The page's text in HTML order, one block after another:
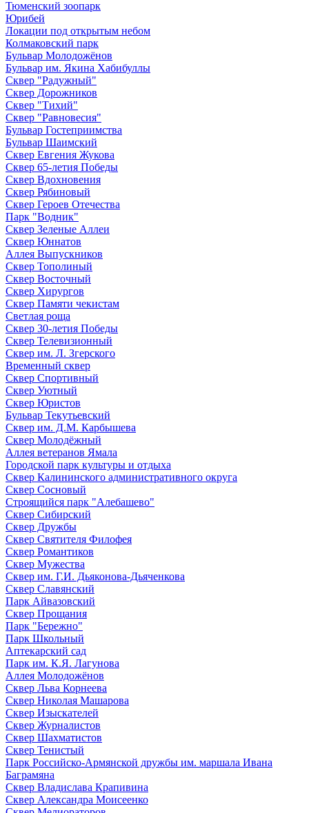
Тюменский зоопарк
Юрибей
Локации под открытым небом
Колмаковский парк
Бульвар Молодожёнов
Бульвар им. Якина Хабибуллы
Сквер "Радужный"
Сквер Дорожников
Сквер "Тихий"
Cквер "Равновесия"
Бульвар Гостеприимства
Бульвар Шаимский
Сквер Евгения Жукова
Сквер 65-летия Победы
Сквер Вдохновения
Сквер Рябиновый
Сквер Героев Отечества
Парк "Водник"
Сквер Зеленые Аллеи
Сквер Юннатов
Аллея Выпускников
Сквер Тополиный
Сквер Восточный
Сквер Хирургов
Сквер Памяти чекистам
Светлая роща
Сквер 30-летия Победы
Сквер Телевизионный
Сквер им. Л. Згерского
Временный сквер
Сквер Спортивный
Сквер Уютный
Сквер Юристов
Бульвар Текутьевский
Сквер им. Д.М. Карбышева
Сквер Молодёжный
Аллея ветеранов Ямала
Городской парк культуры и отдыха
Сквер Калининского административного округа
Сквер Сосновый
Строящийся парк "Алебашево"
Сквер Сибирский
Сквер Дружбы
Сквер Святителя Филофея
Сквер Романтиков
Сквер Мужества
Сквер им. Г.И. Дьяконова-Дьяченкова
Сквер Славянский
Парк Айвазовский
Сквер Прощания
Парк "Бережно"
Парк Школьный
Аптекарский сад
Парк им. К.Я. Лагунова
Аллея Молодожёнов
Сквер Льва Корнеева
Сквер Николая Машарова
Сквер Изыскателей
Сквер Журналистов
Сквер Шахматистов
Сквер Тенистый
Парк Российско-Армянской дружбы им. маршала Ивана
Баграмяна
Сквер Владислава Крапивина
Сквер Александра Моисеенко